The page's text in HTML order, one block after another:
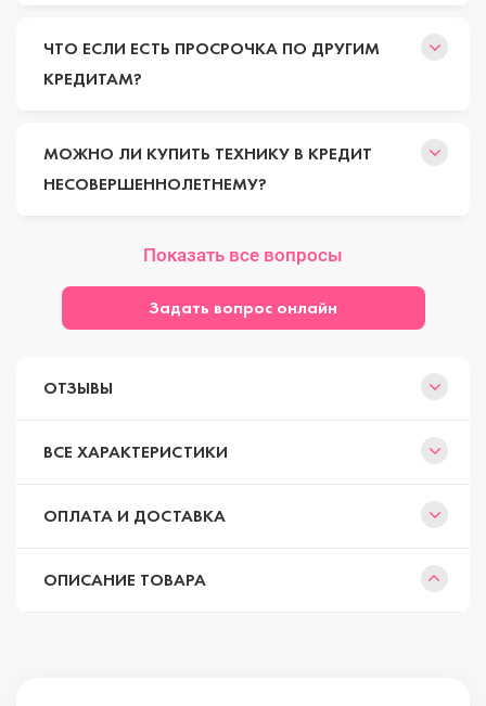
ЧТО ЕСЛИ ЕСТЬ ПРОСРОЧКА ПО ДРУГИМ
КРЕДИТАМ?
МОЖНО ЛИ КУПИТЬ ТЕХНИКУ В КРЕДИТ
НЕСОВЕРШЕННОЛЕТНЕМУ?
Показать все вопросы
Задать вопрос онлайн
ОТЗЫВЫ
ВСЕ ХАРАКТЕРИСТИКИ
ОПЛАТА И ДОСТАВКА
ОПИСАНИЕ ТОВАРА